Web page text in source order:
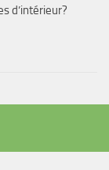
d’intérieur?